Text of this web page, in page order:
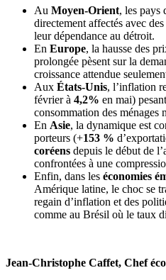
Au Moyen-Orient, les pays
directement affectés avec
leur dépendance au détroit.
En Europe, la hausse des
prolongée pèsent sur la
croissance attendue
Aux États-Unis, l’inflation
février à 4,2% en mai)
consommation des ménages
En Asie, la dynamique est
porteurs (+153 %
coréens depuis le début de
confrontées à une
Enfin, dans les économies
Amérique latine, le choc se
regain d’inflation et des
comme au Brésil où le taux
Jean-Christophe Caffet, Chef